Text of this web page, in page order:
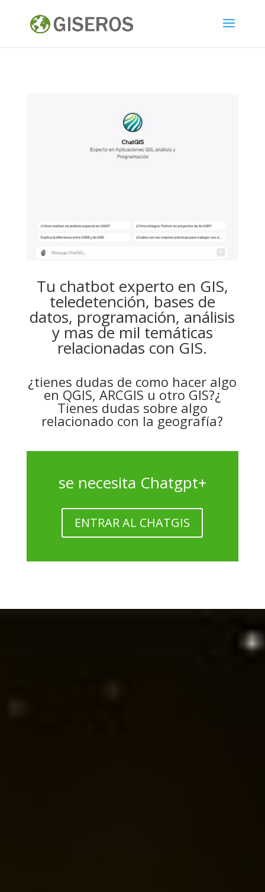
Tu chatbot experto en GIS,
teledetención, bases de
datos, programación, análisis
y mas de mil temáticas
relacionadas con GIS.
¿tienes dudas de como hacer algo
en QGIS, ARCGIS u otro GIS?¿
Tienes dudas sobre algo
relacionado con la geografía?
se necesita Chatgpt+
ENTRAR AL CHATGIS